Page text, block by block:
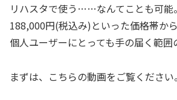
リハスタで使う……なんてことも可能
188,000円(税込み)といった価格帯か
個人ユーザーにとっても手の届く範囲
まずは、こちらの動画をご覧ください。